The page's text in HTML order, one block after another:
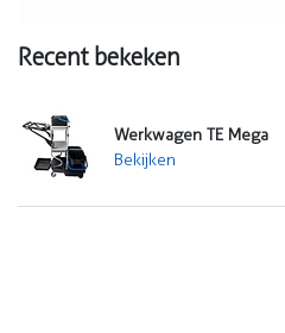
Recent bekeken
Werkwagen TE Mega
Bekijken